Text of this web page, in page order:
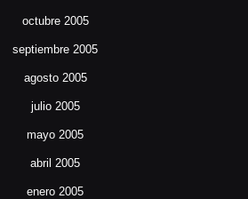
octubre 2005
septiembre 2005
agosto 2005
julio 2005
mayo 2005
abril 2005
enero 2005